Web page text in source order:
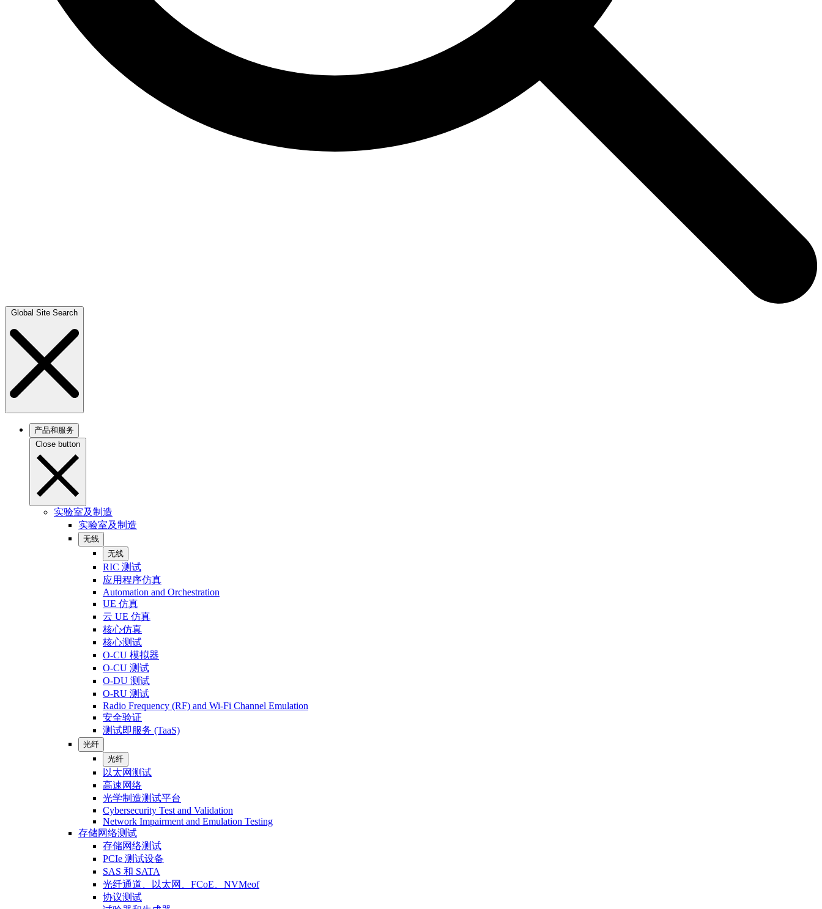
Global Site Search
产品和服务
Close button
实验室及制造
实验室及制造
无线
无线
RIC 测试
应用程序仿真
Automation and Orchestration
UE 仿真
云 UE 仿真
核心仿真
核心测试
O-CU 模拟器
O-CU 测试
O-DU 测试
O-RU 测试
Radio Frequency (RF) and Wi-Fi Channel Emulation
安全验证
测试即服务 (TaaS)
光纤
光纤
以太网测试
高速网络
光学制造测试平台
Cybersecurity Test and Validation
Network Impairment and Emulation Testing
存储网络测试
存储网络测试
PCIe 测试设备
SAS 和 SATA
光纤通道、以太网、FCoE、NVMeof
协议测试